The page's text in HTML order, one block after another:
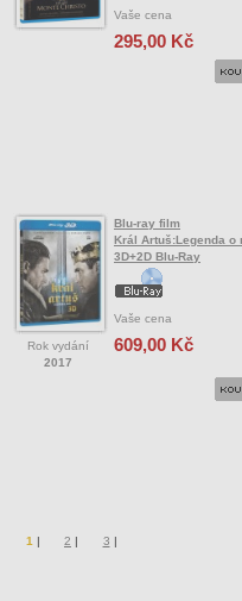
Vaše cena
295,00 Kč
Rok vydání
2017
Blu-ray film
Král Artuš:Legenda o
3D+2D Blu-Ray
Vaše cena
609,00 Kč
1 | 2 | 3 |